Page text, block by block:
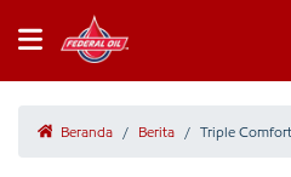
Beranda / Berita / Triple